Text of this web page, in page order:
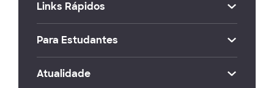
Links Rápidos
Para Estudantes
Atualidade